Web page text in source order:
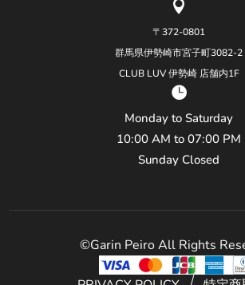

〒372-0801
群馬県伊勢崎市宮子町3082-2
CLUB LUV 伊勢崎 店舗内1F

Monday to Saturday
10:00 AM to 07:00 PM
Sunday Closed
©Garin Peiro All Rights